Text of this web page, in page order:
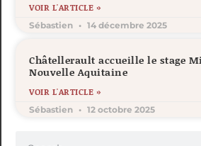
VOIR L'ARTICLE »
Sébastien 14 décembre 2025
Châtellerault accueille le stage
Nouvelle Aquitaine
VOIR L'ARTICLE »
Sébastien 12 octobre 2025